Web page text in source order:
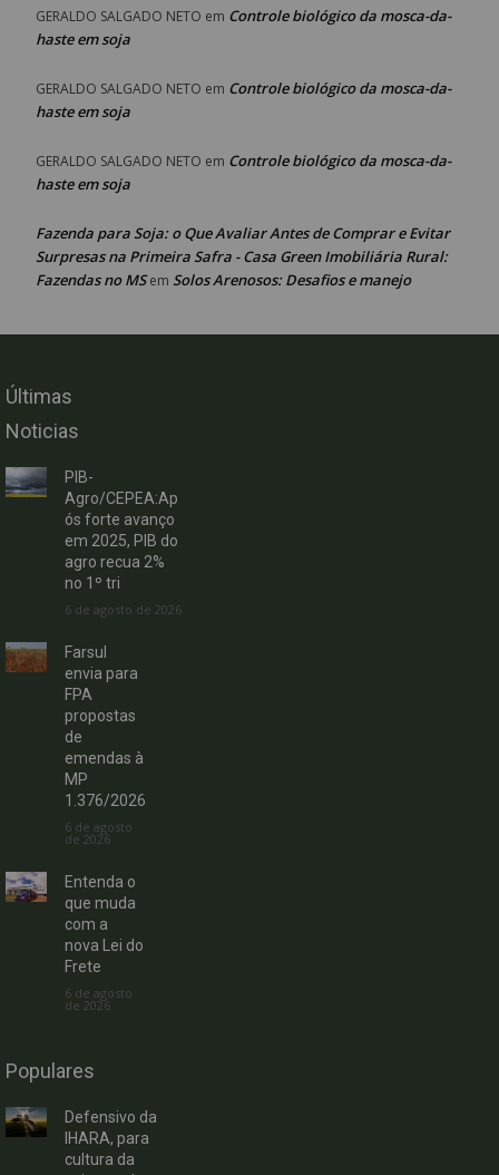
GERALDO SALGADO NETO em Controle biológico da mosca-da-
haste em soja
GERALDO SALGADO NETO em Controle biológico da mosca-da-
haste em soja
GERALDO SALGADO NETO em Controle biológico da mosca-da-
haste em soja
Fazenda para Soja: o Que Avaliar Antes de Comprar e Evitar
Surpresas na Primeira Safra - Casa Green Imobiliária Rural:
Fazendas no MSem Solos Arenosos: Desafios e manejo
Últimas
Noticias
PIB-
Agro/CEPEA:Ap
ós forte avanço
em 2025, PIB do
agro recua 2%
no 1º tri
6 de agosto de 2026
Farsul
envia para
FPA
propostas
de
emendas à
MP
1.376/2026
6 de agosto
de 2026
Entenda o
que muda
com a
nova Lei do
Frete
6 de agosto
de 2026
Populares
Defensivo da
IHARA, para
cultura da